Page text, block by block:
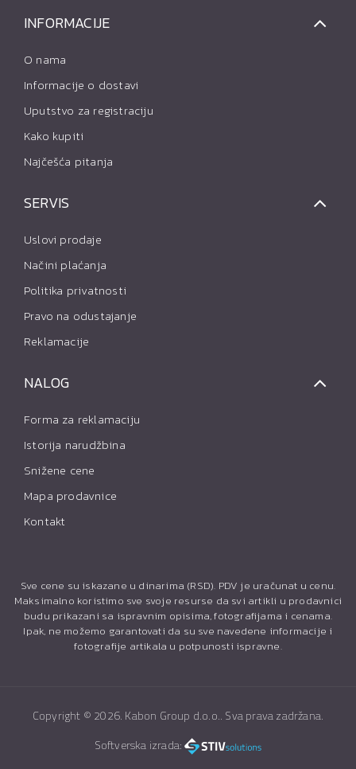
INFORMACIJE
O nama
Informacije o dostavi
Uputstvo za registraciju
Kako kupiti
Najčešća pitanja
SERVIS
Uslovi prodaje
Načini plaćanja
Politika privatnosti
Pravo na odustajanje
Reklamacije
NALOG
Forma za reklamaciju
Istorija narudžbina
Snižene cene
Mapa prodavnice
Kontakt
Sve cene su iskazane u dinarima (RSD). PDV je uračunat u cenu.
Maksimalno koristimo sve svoje resurse da svi artikli u prodavnici
budu prikazani sa ispravnim opisima, fotografijama i cenama.
Ipak, ne možemo garantovati da su sve navedene informacije i
fotografije artikala u potpunosti ispravne.
Copyright © 2026. Kabon Group d.o.o.. Sva prava zadržana.
Softverska izrada: